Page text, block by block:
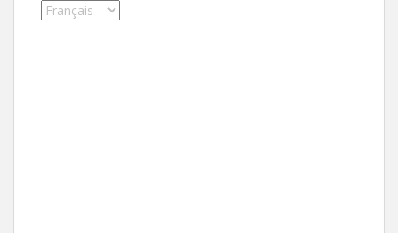
Choisir